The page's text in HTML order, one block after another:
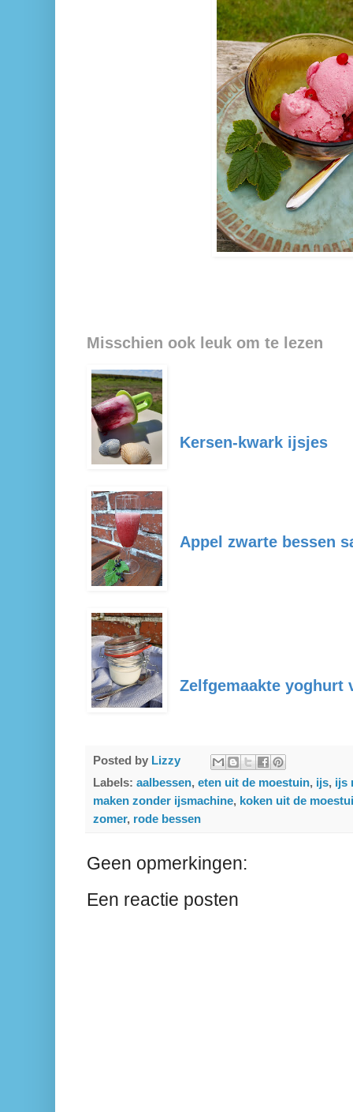
Misschien ook leuk om te lezen
Kersen-kwark ijsjes
Appel zwarte bessen
Zelfgemaakte yoghurt
Posted by Lizzy
Labels: aalbessen, eten uit de moestuin, ijs, ijs
maken zonder ijsmachine, koken uit de
zomer, rode bessen
Geen opmerkingen:
Een reactie posten